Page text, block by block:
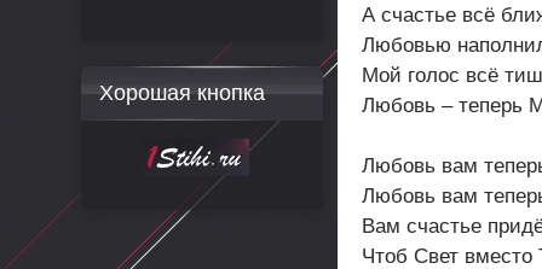
А счастье всё
Любовью
Мой голос всё
Любовь – теперь
Любовь вам
Любовь вам
Вам счастье
Чтоб Свет вместо
Хорошая кнопка